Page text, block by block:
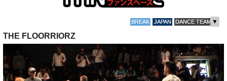
BREAK JAPAN DANCE TEAM ▼
THE FLOORRIORZ